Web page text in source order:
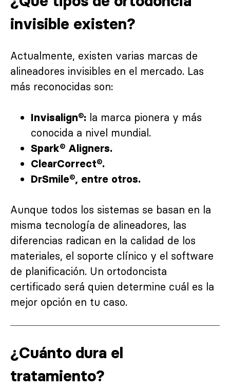
invisible existen?
Actualmente, existen varias marcas de
alineadores invisibles en el mercado. Las
más reconocidas son:
Invisalign®: la marca pionera y más
conocida a nivel mundial.
Spark® Aligners.
ClearCorrect®.
DrSmile®, entre otros.
Aunque todos los sistemas se basan en la
misma tecnología de alineadores, las
diferencias radican en la calidad de los
materiales, el soporte clínico y el software
de planificación. Un ortodoncista
certificado será quien determine cuál es la
mejor opción en tu caso.
¿Cuánto dura el
tratamiento?